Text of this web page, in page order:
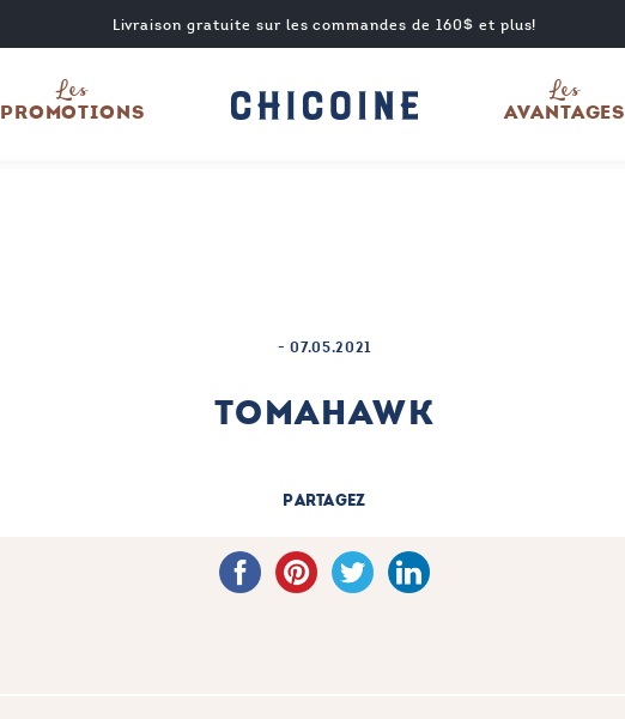
Livraison gratuite sur les commandes de 160$ et plus!
Les
PROMOTIONS
Les
AVANTAGES
-07.05.2021
TOMAHAWK
PARTAGEZ